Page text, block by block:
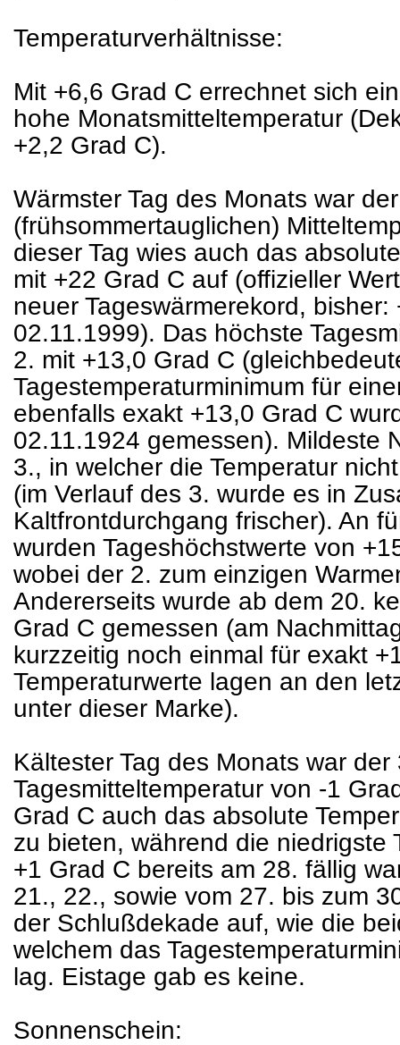
Temperaturverhältnisse:
Mit +6,6 Grad C errechnet sich
hohe Monatsmitteltemperatur
+2,2 Grad C).
Wärmster Tag des Monats war
(frühsommertauglichen)
dieser Tag wies auch das
mit +22 Grad C auf (offizieller
neuer Tageswärmerekord,
02.11.1999). Das höchste
2. mit +13,0 Grad C
Tagestemperaturminimum für
ebenfalls exakt +13,0 Grad C
02.11.1924 gemessen). Mildeste
3., in welcher die Temperatur
(im Verlauf des 3. wurde es in
Kaltfrontdurchgang frischer). An
wurden Tageshöchstwerte von
wobei der 2. zum einzigen
Andererseits wurde ab dem 20.
Grad C gemessen (am
kurzzeitig noch einmal für exakt
Temperaturwerte lagen an den
unter dieser Marke).
Kältester Tag des Monats war der
Tagesmitteltemperatur von -1
Grad C auch das absolute
zu bieten, während die niedrigste
+1 Grad C bereits am 28. fällig
21., 22., sowie vom 27. bis zum
der Schlußdekade auf, wie die
welchem das
lag. Eistage gab es keine.
Sonnenschein: